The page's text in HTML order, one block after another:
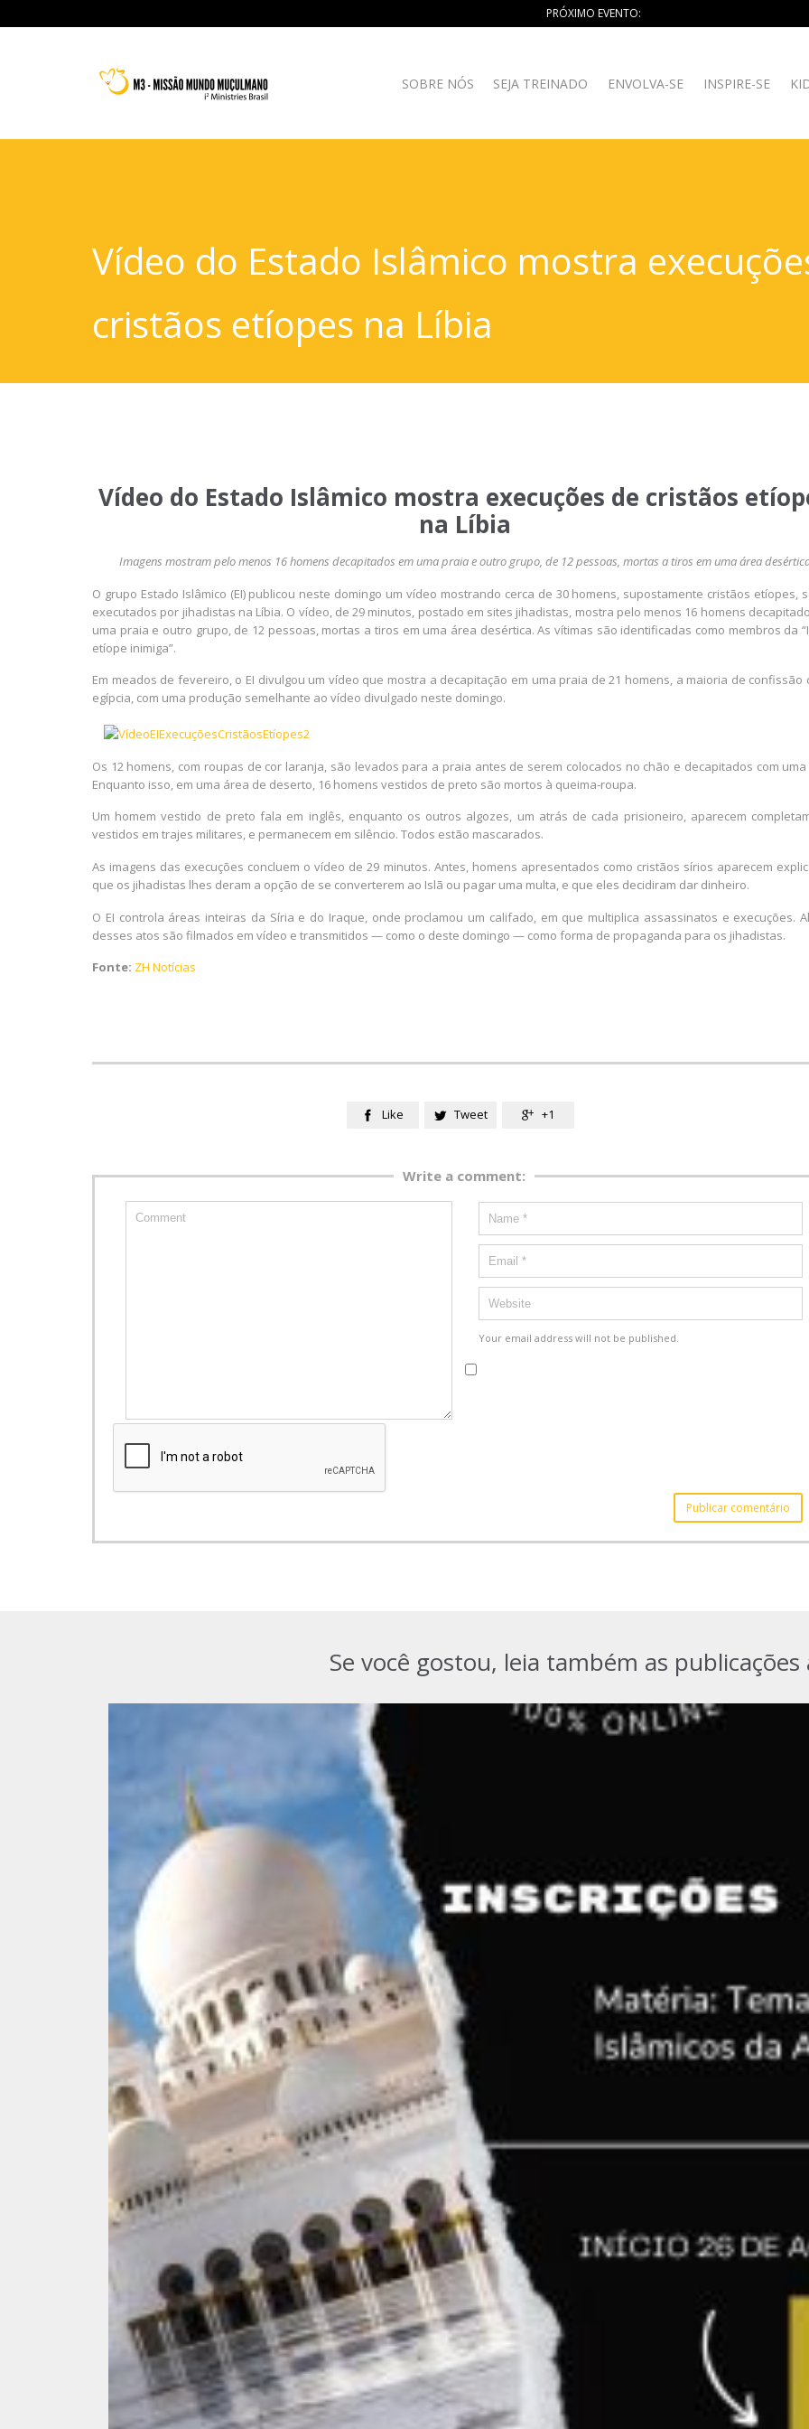
PRÓXIMO EVENTO:
SOBRE NÓS SEJA TREINADO ENVOLVA-SE INSPIRE-SE
Vídeo do Estado Islâmico mostra
cristãos etíopes na Líbia
Vídeo do Estado Islâmico mostra execuções de cristãos
na Líbia
Imagens mostram pelo menos 16 homens decapitados em uma praia e outro grupo, de 12 pessoas, mortas a tiros em uma área
O grupo Estado Islâmico (EI) publicou neste domingo um vídeo mostrando cerca de 30 homens, supostamente cristãos etíopes,
executados por jihadistas na Líbia. O vídeo, de 29 minutos, postado em sites jihadistas, mostra pelo menos 16 homens
uma praia e outro grupo, de 12 pessoas, mortas a tiros em uma área desértica. As vítimas são identificadas como membros da
etíope inimiga”.
Em meados de fevereiro, o EI divulgou um vídeo que mostra a decapitação em uma praia de 21 homens, a maioria de confissão
egípcia, com uma produção semelhante ao vídeo divulgado neste domingo.
Os 12 homens, com roupas de cor laranja, são levados para a praia antes de serem colocados no chão e decapitados com uma
Enquanto isso, em uma área de deserto, 16 homens vestidos de preto são mortos à queima-roupa.
Um homem vestido de preto fala em inglês, enquanto os outros algozes, um atrás de cada prisioneiro, aparecem
vestidos em trajes militares, e permanecem em silêncio. Todos estão mascarados.
As imagens das execuções concluem o vídeo de 29 minutos. Antes, homens apresentados como cristãos sírios aparecem
que os jihadistas lhes deram a opção de se converterem ao Islã ou pagar uma multa, e que eles decidiram dar dinheiro.
O EI controla áreas inteiras da Síria e do Iraque, onde proclamou um califado, em que multiplica assassinatos e execuções.
desses atos são filmados em vídeo e transmitidos — como o deste domingo — como forma de propaganda para os jihadistas.
Fonte: ZH Notícias
 Like  Tweet  +1
Write a comment:
Your email address will not be published.
Se você gostou, leia também as publicações